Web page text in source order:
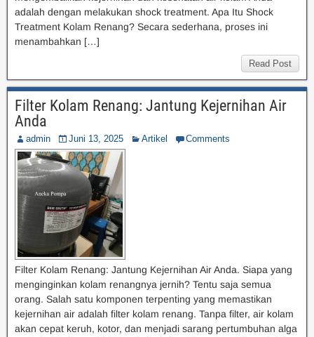
adalah dengan melakukan shock treatment. Apa Itu Shock
Treatment Kolam Renang? Secara sederhana, proses ini
menambahkan […]
Read Post
Filter Kolam Renang: Jantung Kejernihan Air
Anda
admin Juni 13, 2025 Artikel Comments
Filter Kolam Renang: Jantung Kejernihan Air Anda. Siapa yang
menginginkan kolam renangnya jernih? Tentu saja semua
orang. Salah satu komponen terpenting yang memastikan
kejernihan air adalah filter kolam renang. Tanpa filter, air kolam
akan cepat keruh, kotor, dan menjadi sarang pertumbuhan alga